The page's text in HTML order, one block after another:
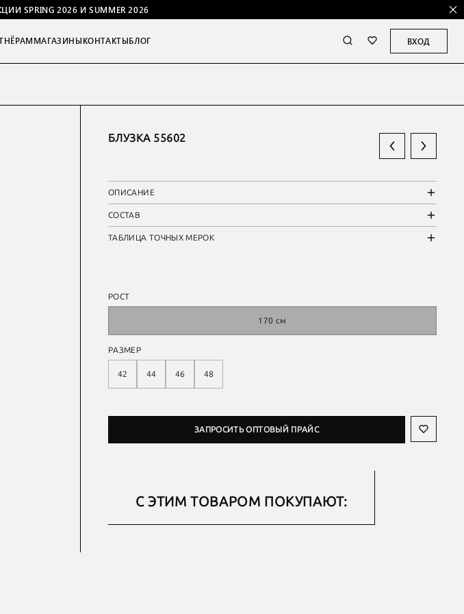
SPRING 2026 И SUMMER 2026
МАГАЗИНЫКОНТАКТЫБЛОГ ВХОД
БЛУЗКА 55602
ОПИСАНИЕ
СОСТАВ
ТАБЛИЦА ТОЧНЫХ МЕРОК
РОСТ
170 см
РАЗМЕР
42 44 46 48
ЗАПРОСИТЬ ОПТОВЫЙ ПРАЙС
С ЭТИМ ТОВАРОМ ПОКУПАЮТ: